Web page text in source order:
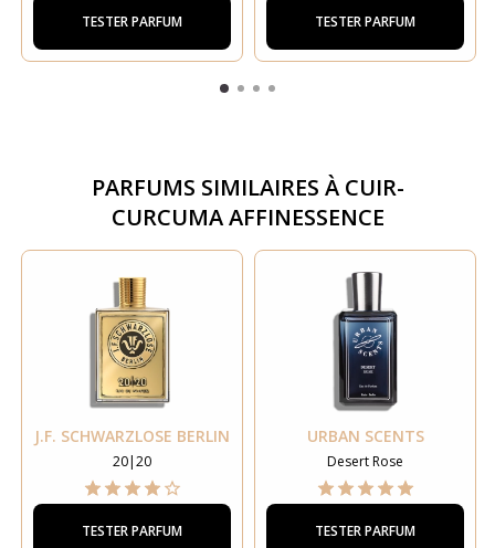
TESTER PARFUM TESTER PARFUM
PARFUMS SIMILAIRES ÀCUIR-
CURCUMA AFFINESSENCE
J.F. SCHWARZLOSE BERLIN
20|20
TESTER PARFUM
URBAN SCENTS
Desert Rose
TESTER PARFUM